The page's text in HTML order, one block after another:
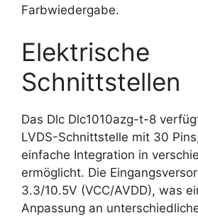
Farbwiedergabe.
Elektrische
Schnittstellen
Das Dlc Dlc1010azg-t-8
LVDS-Schnittstelle mit 30
einfache Integration in
ermöglicht. Die
3.3/10.5V (VCC/AVDD), was
Anpassung an